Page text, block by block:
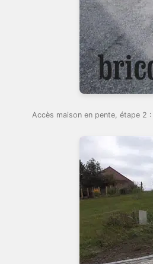
Accès maison en pente, étape 2